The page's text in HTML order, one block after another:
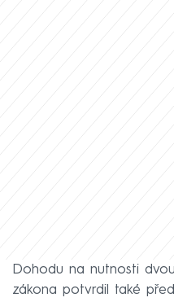
Dohodu na nutnosti
zákona potvrdil také